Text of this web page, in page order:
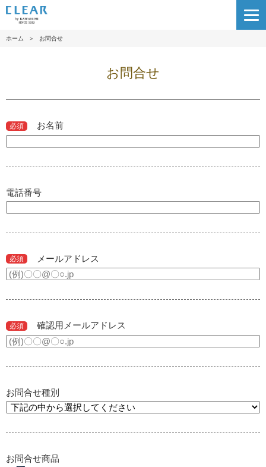
ホーム ＞ お問合せ
お問合せ
必須 お名前
電話番号
必須 メールアドレス
必須 確認用メールアドレス
お問合せ種別
お問合せ商品